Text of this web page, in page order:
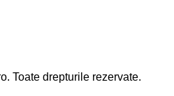
Toate drepturile rezervate.